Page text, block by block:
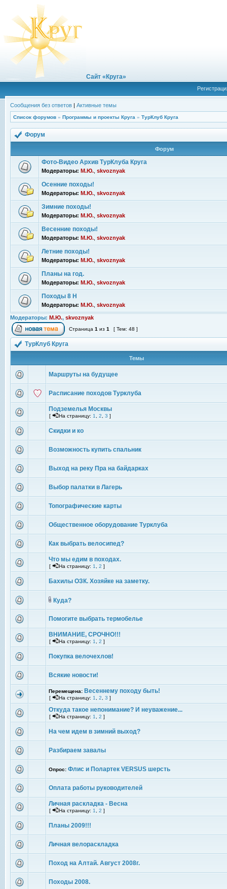
Сайт «Круга»
Сообщения без ответов | Активные темы
Список форумов » Программы и проекты Круга » ТурКлуб Круга
Форум
Форум
Фото-Видео Архив ТурКлуба Круга
Модераторы: М.Ю. skvoznyak
Осенние походы!
Модераторы: М.Ю. skvoznyak
Зимние походы!
Модераторы: М.Ю. skvoznyak
Весенние походы!
Модераторы: М.Ю. skvoznyak
Летние походы!
Модераторы: М.Ю. skvoznyak
Планы на год.
Модераторы: М.Ю. skvoznyak
Походы 8 Н
Модераторы: М.Ю. skvoznyak
Модераторы: М.Ю., skvoznyak
Страница 1 из 1 [ Тем: 48 ]
ТурКлуб Круга
Темы
Маршруты на будущее
Расписание походов Турклуба
Подземелья Москвы
[ На страницу: 1 2 3 ]
Скидки и ко
Возможность купить спальник
Выход на реку Пра на байдарках
Выбор палатки в Лагерь
Топографические карты
Общественное оборудование Турклуба
Как выбрать велосипед?
Что мы едим в походах.
[ На страницу: 1 2 ]
Бахилы ОЗК. Хозяйке на заметку.
Куда?
Помогите выбрать термобелье
ВНИМАНИЕ, СРОЧНО!!!
[ На страницу: 1 2 ]
Покупка велочехлов!
Всякие новости!
Перемещена: Весеннему походу быть!
[ На страницу: 1 2 3 ]
Откуда такое непонимание? И неуважение...
[ На страницу: 1 2 ]
На чем идем в зимний выход?
Разбираем завалы
Опрос: Флис и Полартек VERSUS шерсть
Оплата работы руководителей
Личная раскладка - Весна
[ На страницу: 1 2 ]
Планы 2009!!!
Личная велораскладка
Поход на Алтай. Август 2008г.
Походы 2008.